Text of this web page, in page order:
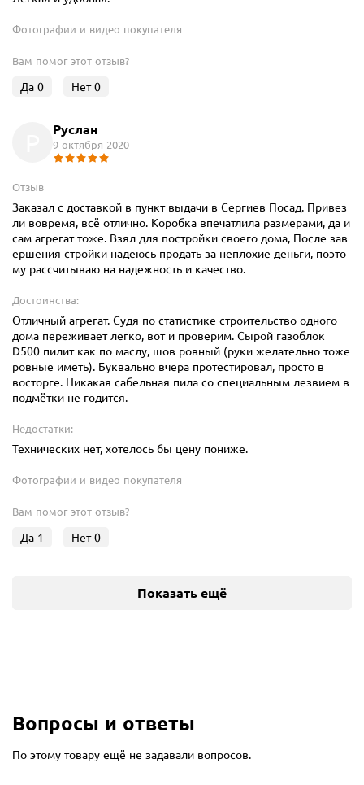
Фотографии и видео покупателя
Вам помог этот отзыв?
Да 0 Нет0
Руслан
9 октября 2020
Отзыв
Заказал с доставкой в пункт выдачи в Сергиев Посад. Привез
ли вовремя, всё отлично. Коробка впечатлила размерами, да и
сам агрегат тоже. Взял для постройки своего дома, После зав
ершения стройки надеюсь продать за неплохие деньги, поэто
му рассчитываю на надежность и качество.
Достоинства:
Отличный агрегат. Судя по статистике строительство одного
дома переживает легко, вот и проверим. Сырой газоблок
D500 пилит как по маслу, шов ровный (руки желательно тоже
ровные иметь). Буквально вчера протестировал, просто в
восторге. Никакая сабельная пила со специальным лезвием в
подмётки не годится.
Недостатки:
Технических нет, хотелось бы цену пониже.
Фотографии и видео покупателя
Вам помог этот отзыв?
Да 1 Нет0
Показать ещё
Вопросы и ответы
По этому товару ещё не задавали вопросов.